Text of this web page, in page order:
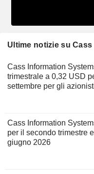
Ultime notizie su
Cass Information
trimestrale a 0,32 USD
settembre per gli
Cass Information
per il secondo trimestre
giugno 2026